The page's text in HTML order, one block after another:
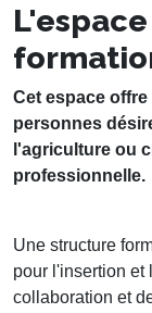
Cet espace
personnes
l'agriculture ou
professionnelle.
Une structure
pour l'insertion et
collaboration et